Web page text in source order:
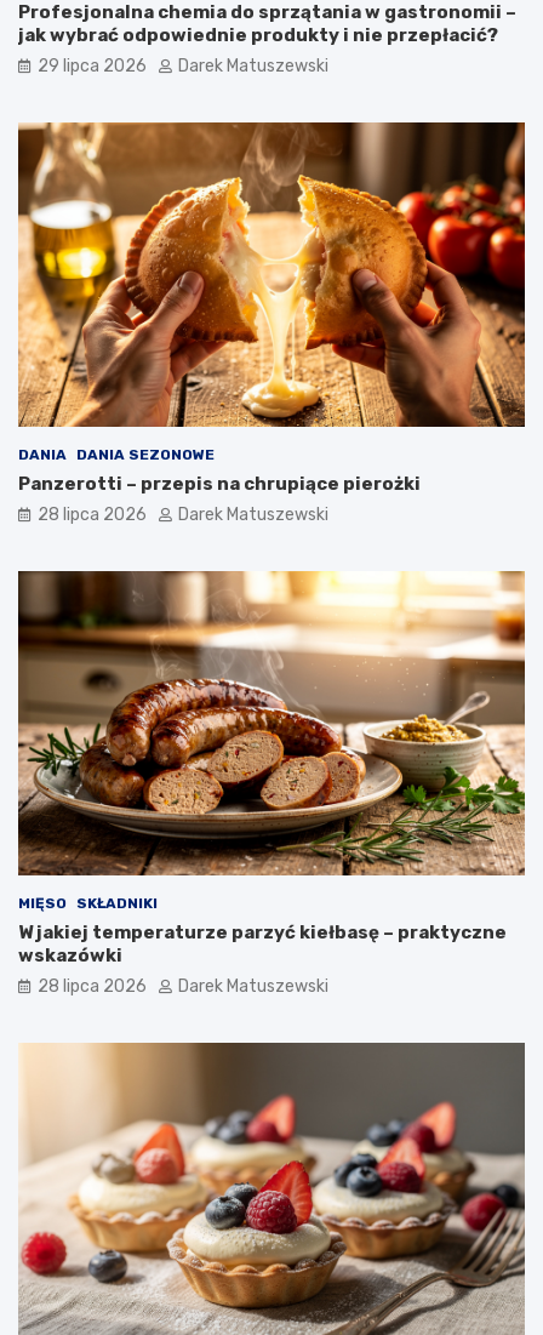
Profesjonalna chemia do sprzątania w gastronomii –
jak wybrać odpowiednie produkty i nie przepłacić?
29 lipca 2026 Darek Matuszewski
DANIA DANIA SEZONOWE
Panzerotti – przepis na chrupiące pierożki
28 lipca 2026 Darek Matuszewski
MIĘSO SKŁADNIKI
W jakiej temperaturze parzyć kiełbasę – praktyczne
wskazówki
28 lipca 2026 Darek Matuszewski